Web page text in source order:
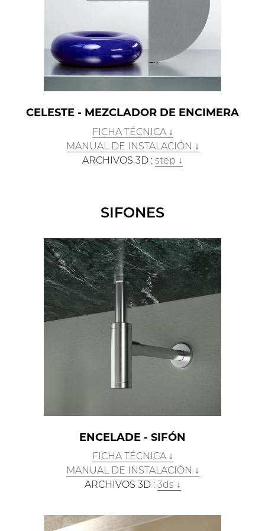
CELESTE - MEZCLADOR DE ENCIMERA
FICHA TÉCNICA ↓
MANUAL DE INSTALACIÓN ↓
ARCHIVOS 3D :step ↓
SIFONES
ENCELADE - SIFÓN
FICHA TÉCNICA ↓
MANUAL DE INSTALACIÓN ↓
ARCHIVOS 3D :3ds ↓